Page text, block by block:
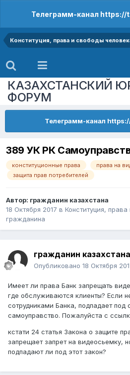
Телеграмм-канал https://
Конституция, права и свободы
КАЗАХСТАНСКИЙ
ФОРУМ
Телеграмм-канал
389 УК РК
конституционные права
права на
защита прав потребителей
Автор: гражданин казахстана
18 Октября 2017 в Конституция,
гражданина
гражданин казахстана
Опубликовано 18 Октября
Имеет ли права Банк запрещать
где обслуживаются клиенты? Если
сотрудниками Банка, подпадает под
самоуправство. Пожалуйста с
кстати 24 статья Закона о защите
запрещает запрет на видеосьемку,
подпадают ли под этот закон?